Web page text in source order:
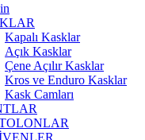
Kapalı Kasklar
Açık Kasklar
Çene Açılır Kasklar
Kros ve Enduro Kasklar
Kask Camları